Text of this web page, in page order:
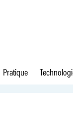
Pratique